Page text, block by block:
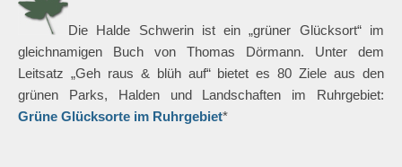
Die Halde Schwerin ist ein „grüner Glücksort“ im
gleichnamigen Buch von Thomas Dörmann. Unter dem
Leitsatz „Geh raus & blüh auf“ bietet es 80 Ziele aus den
grünen Parks, Halden und Landschaften im Ruhrgebiet:
Grüne Glücksorte im Ruhrgebiet*